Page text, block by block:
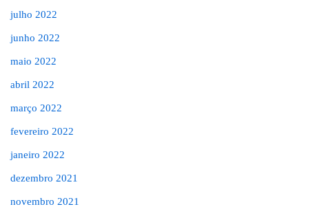
julho 2022
junho 2022
maio 2022
abril 2022
março 2022
fevereiro 2022
janeiro 2022
dezembro 2021
novembro 2021